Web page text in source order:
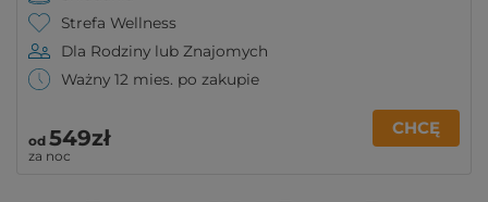
Strefa Wellness
Dla Rodziny lub Znajomych
Ważny 12 mies. po zakupie
od 549zł
za noc
CHCĘ